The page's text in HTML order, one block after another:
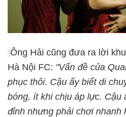
Ông Hải cũng đưa ra lời
Hà Nội FC: "Vấn đề của
phục thôi. Cậu ấy biết di
bóng, ít khi chịu áp lực. Cậu
đỉnh nhưng phải chơi nhanh